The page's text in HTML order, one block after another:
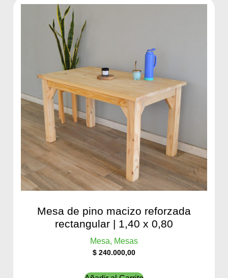
Mesa de pino macizo reforzada
rectangular | 1,40 x 0,80
Mesa, Mesas
$ 240.000,00